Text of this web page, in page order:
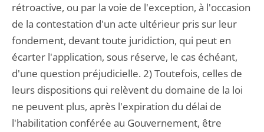
rétroactive, ou par la voie de l'exception, à l'occasion
de la contestation d'un acte ultérieur pris sur leur
fondement, devant toute juridiction, qui peut en
écarter l'application, sous réserve, le cas échéant,
d'une question préjudicielle. 2) Toutefois, celles de
leurs dispositions qui relèvent du domaine de la loi
ne peuvent plus, après l'expiration du délai de
l'habilitation conférée au Gouvernement, être